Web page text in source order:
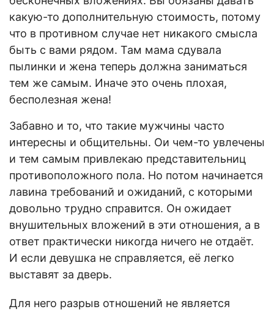
какую-то дополнительную стоимость, потому
что в противном случае нет никакого смысла
быть с вами рядом. Там мама сдувала
пылинки и жена теперь должна заниматься
тем же самым. Иначе это очень плохая,
бесполезная жена!
Забавно и то, что такие мужчины часто
интересны и общительны. Ои чем-то увлечены
и тем самым привлекаю представительниц
противоположного пола. Но потом начинается
лавина требований и ожиданий, с которыми
довольно трудно справится. Он ожидает
внушительных вложений в эти отношения, а в
ответ практически никогда ничего не отдаёт.
И если девушка не справляется, её легко
выставят за дверь.
Для него разрыв отношений не является